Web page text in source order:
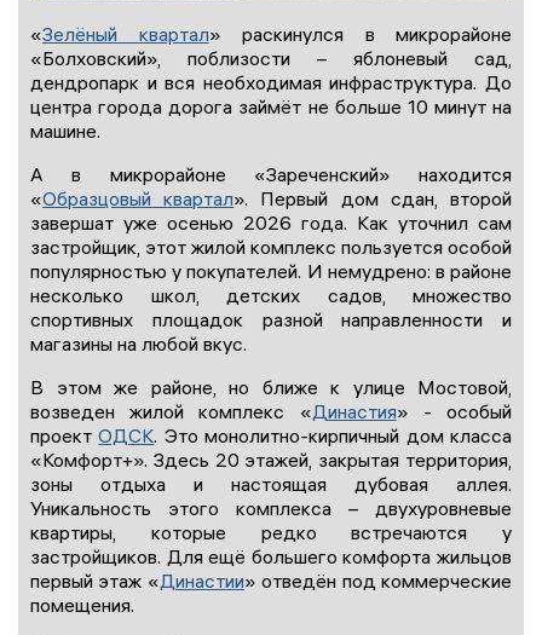
«Зелёный квартал» раскинулся в микрорайоне
«Болховский», поблизости – яблоневый сад,
дендропарк и вся необходимая инфраструктура. До
центра города дорога займёт не больше 10 минут на
машине.
А в микрорайоне «Зареченский» находится
«Образцовый квартал». Первый дом сдан, второй
завершат уже осенью 2026 года. Как уточнил сам
застройщик, этот жилой комплекс пользуется особой
популярностью у покупателей. И немудрено: в районе
несколько школ, детских садов, множество
спортивных площадок разной направленности и
магазины на любой вкус.
В этом же районе, но ближе к улице Мостовой,
возведен жилой комплекс «Династия» - особый
проектОДСК. Это монолитно-кирпичный дом класса
«Комфорт+». Здесь 20 этажей, закрытая территория,
зоны отдыха и настоящая дубовая аллея.
Уникальность этого комплекса – двухуровневые
квартиры, которые редко встречаются у
застройщиков. Для ещё большего комфорта жильцов
первый этаж «Династии» отведён под коммерческие
помещения.